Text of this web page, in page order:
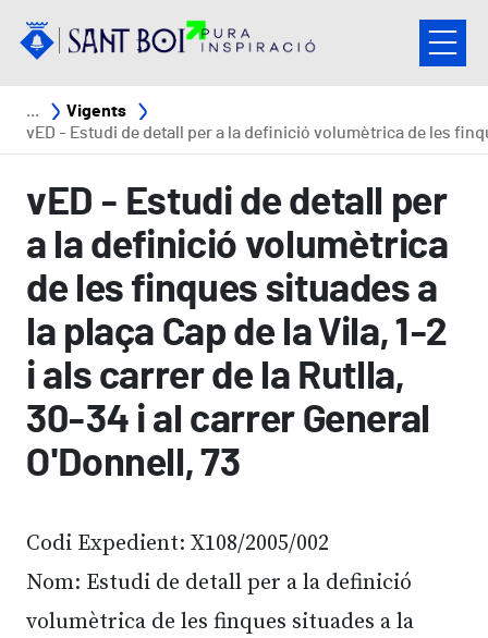
Fil d'ariadna
Vigents
vED - Estudi de detall per a la definició volumètrica de les finques situades a la plaça Cap de la Vila, 1-2 i als carrer de la Rutlla, 30-34 i al carrer General
vED - Estudi de detall per
a la definició volumètrica
de les finques situades a
la plaça Cap de la Vila, 1-2
i als carrer de la Rutlla,
30-34 i al carrer General
O'Donnell, 73
Codi Expedient: X108/2005/002
Nom: Estudi de detall per a la definició
volumètrica de les finques situades a la